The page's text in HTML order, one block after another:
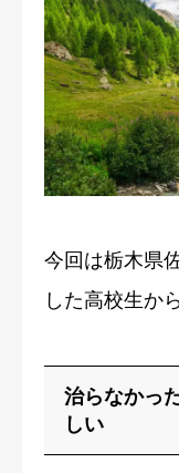
今回は栃木県
した高校生か
治らなかっ
しい
初めての方へ
当院について
症状別案内
症例・喜びの声